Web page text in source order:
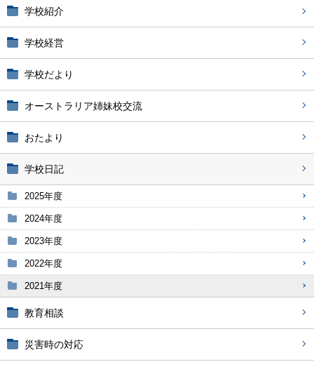
学校紹介
学校経営
学校だより
オーストラリア姉妹校交流
おたより
学校日記
2025年度
2024年度
2023年度
2022年度
2021年度
教育相談
災害時の対応